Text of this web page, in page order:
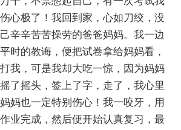
心极了！我回到家，心如刀绞，没
辛辛苦苦操劳的爸爸妈妈。我一边
时的教诲，便把试卷拿给妈妈看，
我，可是我却大吃一惊，因为妈妈
了摇头，签上了字，走了，我心里
妈也一定特别伤心！我一咬牙，用
业完成，然后便开始认真复习，最